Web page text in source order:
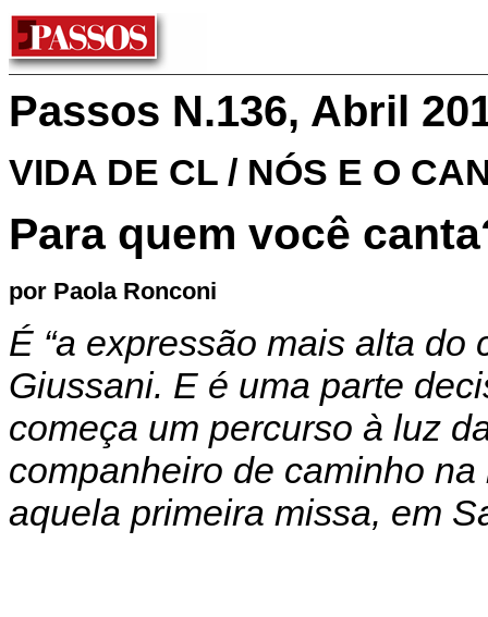
Passos N.136, Abril
VIDA DE CL / NÓS E O
Para quem você
por Paola Ronconi
É “a expressão mais alta do
Giussani. E é uma parte
começa um percurso à luz
companheiro de caminho
aquela primeira missa, em